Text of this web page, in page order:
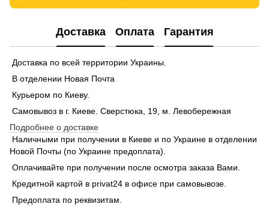
Доставка Оплата Гарантия
Доставка по всей территории Украины.
В отделении Новая Почта
Курьером по Киеву.
Самовывоз в г. Киеве. Сверстюка, 19, м. Левобережная
Подробнее о доставке
Наличными при получении в Киеве и по Украине в отделении
Новой Почты (по Украине предоплата).
Оплачивайте при получении после осмотра заказа Вами.
Кредитной картой в privat24 в офисе при самовывозе.
Предоплата по реквизитам.